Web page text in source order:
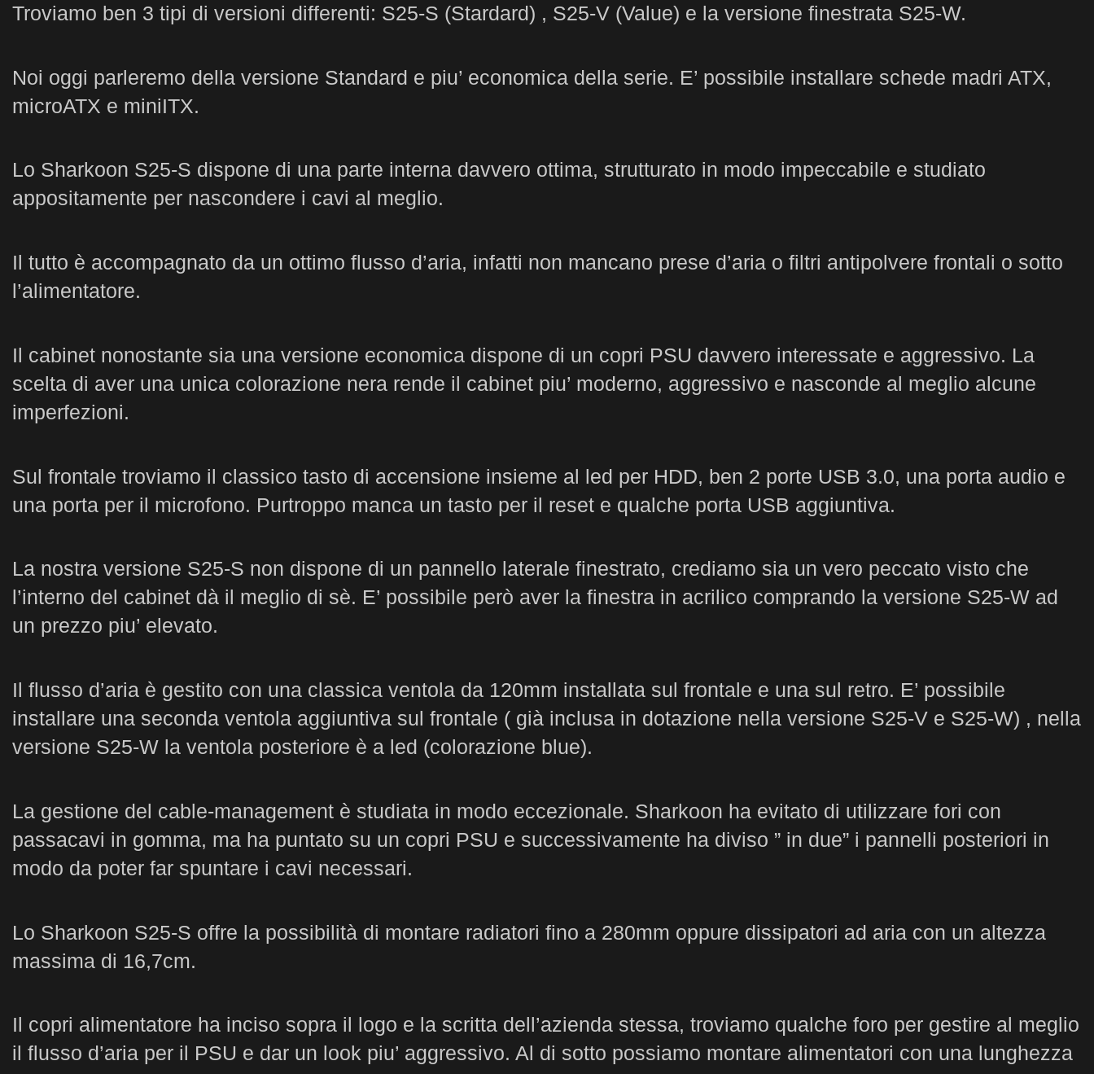
Troviamo ben 3 tipi di versioni differenti: S25-S (Stardard) , S25-V (Value) e la versione finestrata S25-W.
Noi oggi parleremo della versione Standard e piu’ economica della serie. E’ possibile installare schede madri ATX,
microATX e miniITX.
Lo Sharkoon S25-S dispone di una parte interna davvero ottima, strutturato in modo impeccabile e studiato
appositamente per nascondere i cavi al meglio.
Il tutto è accompagnato da un ottimo flusso d’aria, infatti non mancano prese d’aria o filtri antipolvere frontali o sotto
l’alimentatore.
Il cabinet nonostante sia una versione economica dispone di un copri PSU davvero interessate e aggressivo. La
scelta di aver una unica colorazione nera rende il cabinet piu’ moderno, aggressivo e nasconde al meglio alcune
imperfezioni.
Sul frontale troviamo il classico tasto di accensione insieme al led per HDD, ben 2 porte USB 3.0, una porta audio e
una porta per il microfono. Purtroppo manca un tasto per il reset e qualche porta USB aggiuntiva.
La nostra versione S25-S non dispone di un pannello laterale finestrato, crediamo sia un vero peccato visto che
l’interno del cabinet dà il meglio di sè. E’ possibile però aver la finestra in acrilico comprando la versione S25-W ad
un prezzo piu’ elevato.
Il flusso d’aria è gestito con una classica ventola da 120mm installata sul frontale e una sul retro. E’ possibile
installare una seconda ventola aggiuntiva sul frontale ( già inclusa in dotazione nella versione S25-V e S25-W) , nella
versione S25-W la ventola posteriore è a led (colorazione blue).
La gestione del cable-management è studiata in modo eccezionale. Sharkoon ha evitato di utilizzare fori con
passacavi in gomma, ma ha puntato su un copri PSU e successivamente ha diviso ” in due” i pannelli posteriori in
modo da poter far spuntare i cavi necessari.
Lo Sharkoon S25-S offre la possibilità di montare radiatori fino a 280mm oppure dissipatori ad aria con un altezza
massima di 16,7cm.
Il copri alimentatore ha inciso sopra il logo e la scritta dell’azienda stessa, troviamo qualche foro per gestire al meglio
il flusso d’aria per il PSU e dar un look piu’ aggressivo. Al di sotto possiamo montare alimentatori con una lunghezza